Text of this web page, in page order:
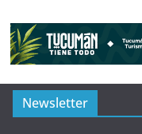
Newsletter